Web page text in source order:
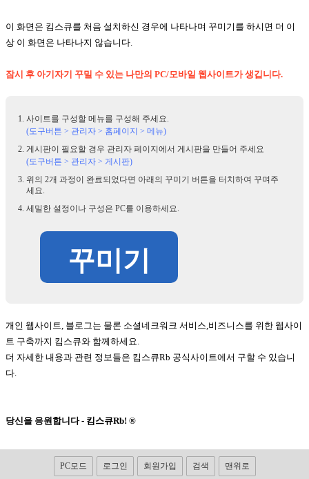
이 화면은 킴스큐를 처음 설치하신 경우에 나타나며 꾸미기를 하시면 더 이
상 이 화면은 나타나지 않습니다.
잠시 후 아기자기 꾸밀 수 있는 나만의 PC/모바일 웹사이트가 생깁니다.
사이트를 구성할 메뉴를 구성해 주세요.
(도구버튼 > 관리자 > 홈페이지 > 메뉴)
게시판이 필요할 경우 관리자 페이지에서 게시판을 만들어 주세요
(도구버튼 > 관리자 > 게시판)
위의 2개 과정이 완료되었다면 아래의 꾸미기 버튼을 터치하여 꾸며주
세요.
세밀한 설정이나 구성은 PC를 이용하세요.
꾸미기
개인 웹사이트, 블로그는 물론 소셜네크워크 서비스,비즈니스를 위한 웹사이
트 구축까지 킴스큐와 함께하세요.
더 자세한 내용과 관련 정보들은 킴스큐Rb 공식사이트에서 구할 수 있습니
다.
당신을 응원합니다 - 킴스큐Rb! ®
PC모드 로그인 회원가입 검색 맨위로